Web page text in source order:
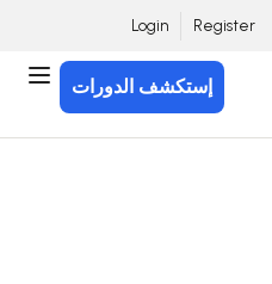
Register
Login
إستكشف الدورات